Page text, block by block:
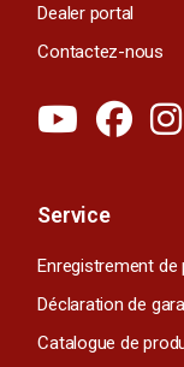
Dealer portal
Contactez-nous
Service
Enregistrement de
Déclaration de
Catalogue de